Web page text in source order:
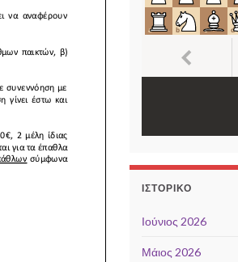
ΙΣΤΟΡΙΚΌ
Ιούνιος 2026
Μάιος 2026